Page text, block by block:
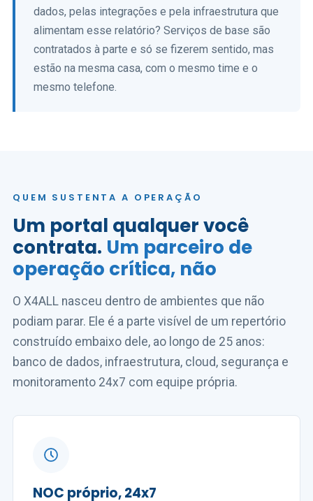
dados, pelas integrações e pela infraestrutura que
alimentam esse relatório? Serviços de base são
contratados à parte e só se fizerem sentido, mas
estão na mesma casa, com o mesmo time e o
mesmo telefone.
QUEM SUSTENTA A OPERAÇÃO
Um portal qualquer você
contrata. Um parceiro de
operação crítica, não
O X4ALL nasceu dentro de ambientes que não
podiam parar. Ele é a parte visível de um repertório
construído embaixo dele, ao longo de 25 anos:
banco de dados, infraestrutura, cloud, segurança e
monitoramento 24x7 com equipe própria.
NOC próprio, 24x7